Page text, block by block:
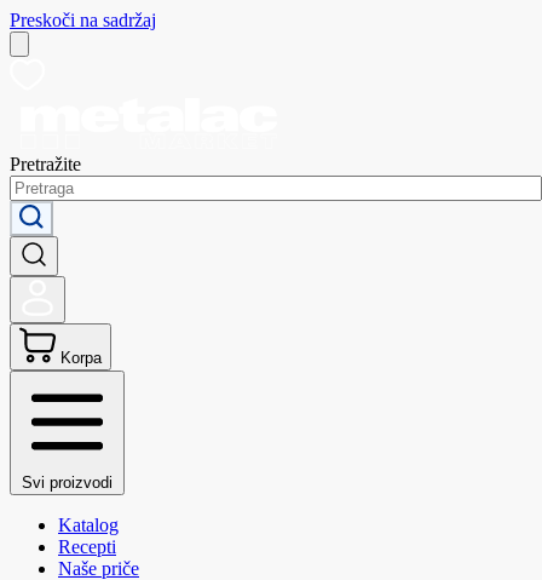
Preskoči na sadržaj
Pretražite
Korpa
Svi proizvodi
Katalog
Recepti
Naše priče